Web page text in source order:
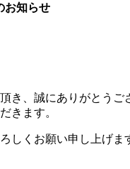
お知らせ
き、誠にありがとうご
きます。
しくお願い申し上げま